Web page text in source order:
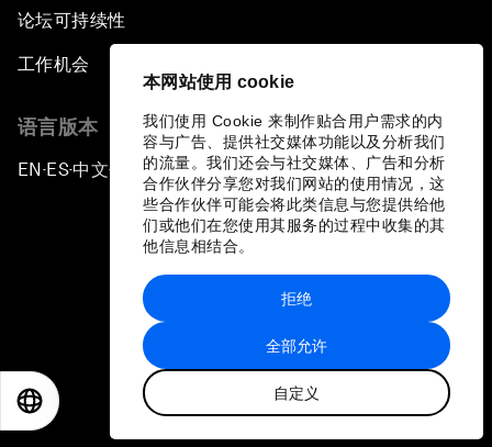
本网站使用 cookie
我们使用 Cookie 来制作贴合用户需求的内
容与广告、提供社交媒体功能以及分析我们
的流量。我们还会与社交媒体、广告和分析
合作伙伴分享您对我们网站的使用情况，这
些合作伙伴可能会将此类信息与您提供给他
们或他们在您使用其服务的过程中收集的其
他信息相结合。
全部允许
自定义
拒绝
论坛可持续性
工作机会
语言版本
EN ▪ ES▪中文▪ 日本語
站点地图
世界经济论坛